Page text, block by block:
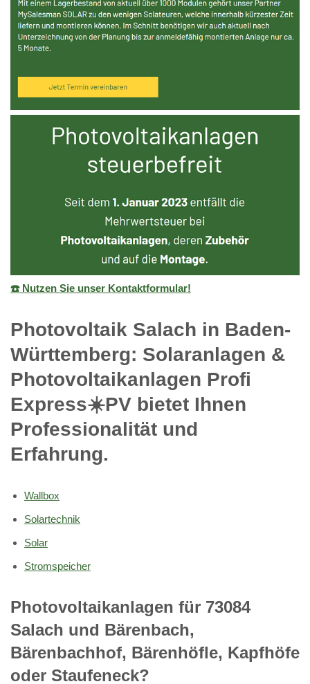
☎️ Nutzen Sie unser Kontaktformular!
Photovoltaik Salach in Baden-
Württemberg: Solaranlagen &
Photovoltaikanlagen Profi
Express☀️PV️ bietet Ihnen
Professionalität und
Erfahrung.
Wallbox
Solartechnik
Solar
Stromspeicher
Photovoltaikanlagen für 73084
Salach und Bärenbach,
Bärenbachhof, Bärenhöfle, Kapfhöfe
oder Staufeneck?